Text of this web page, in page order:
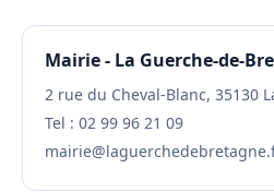
Mairie - La Guerche-de-
2 rue du Cheval-Blanc, 35130
Tel : 02 99 96 21 09